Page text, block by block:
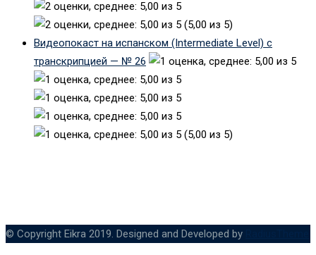
(5,00 из 5)
Видеопокаст на испанском (Intermediate Level) с
транскрипцией — № 26
(5,00 из 5)
© Copyright Eikra 2019. Designed and Developed by